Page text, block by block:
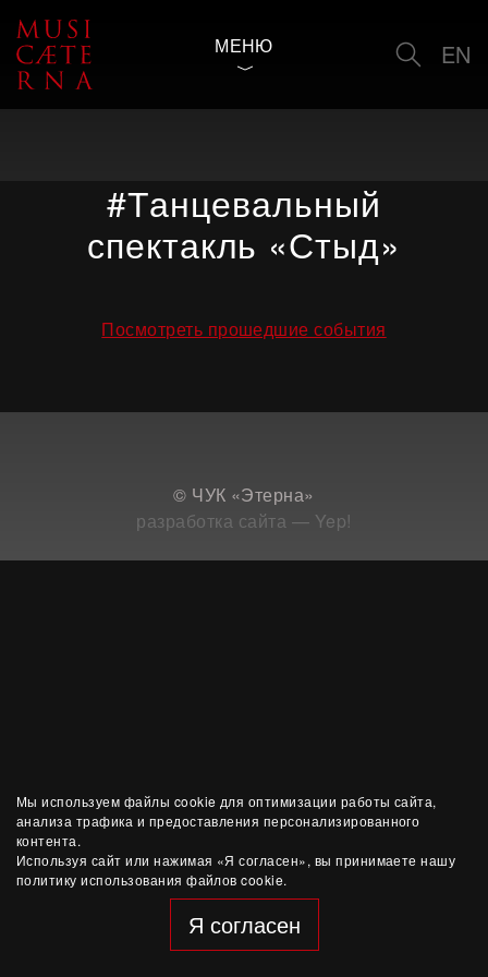
Мы используем файлы cookie для оптимизации работы сайта,
анализа трафика и предоставления персонализированного
контента.
Используя сайт или нажимая «Я согласен», вы принимаете нашу
политику использования файлов cookie.
Я согласен
МЕНЮ EN
#Танцевальный
спектакль «Стыд»
Посмотреть прошедшие события
© ЧУК «Этерна»
разработка сайта — Yep!